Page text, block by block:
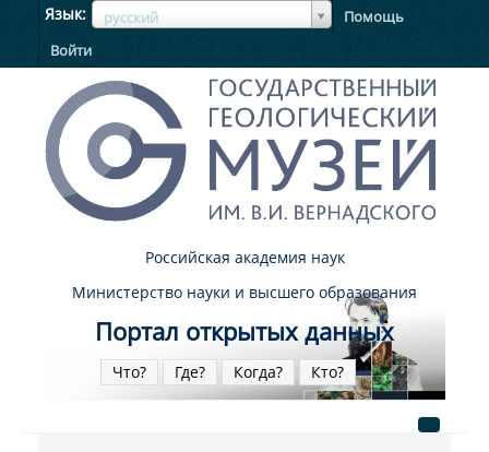
Язык русский
ЯзыкЯзык
Помощь
Войти
Российская академия наук
Министерство науки и высшего образования
Портал открытых данных
Что? Где? Когда? Кто?